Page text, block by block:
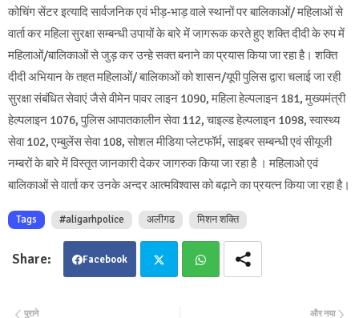
कोचिंग सेंटर इत्यादि सार्वजनिक एवं भीड़-भाड़ वाले स्थानों पर बालिकाओं/ महिलाओं से
वार्ता कर महिला सुरक्षा सम्बन्धी उपायों के बारे में जागरूक करते हुए शक्ति दीदी के रुप में
महिलाओं/बालिकाओं से जुड़ कर उन्हे सक्त बनाने का प्रयास किया जा रहा है। शक्ति
दीदी अभियान के तहत महिलाओं/ बालिकाओं को शासन/यूपी पुलिस द्वारा चलाई जा रही
सुरक्षा संबंधित सेवाएं जैसे वीमेन पावर लाइन 1090, महिला हेल्पलाइन 181, मुख्यमंत्री
हेल्पलाइन 1076, पुलिस आपातकालीन सेवा 112, चाइल्ड हेल्पलाइन 1098, स्वास्थ्य
सेवा 102, एम्बुलेंस सेवा 108, सोशल मीडिया प्लेटफॉर्म, साइबर सम्बन्धी एवं सीयूजी
नम्बरों के बारे में विस्तृत जानकारी देकर जागरुक किया जा रहा है । महिलाओ एवं
बालिकाओं से वार्ता कर उनके अन्दर आत्मविश्वास को बढ़ाने का प्रयत्न किया जा रहा है।
Tags #aligarhpolice अलीगढ मिशन शक्ति
Facebook
और नया
पुराने